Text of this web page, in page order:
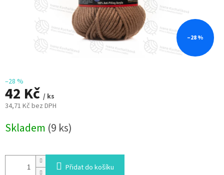
–28 %
–28 %
42 Kč / ks
34,71 Kč bez DPH
cena:
Skladem (9 ks)
Přidat do košíku